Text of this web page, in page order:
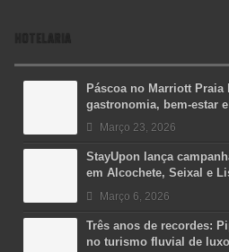
HOTELARIA
Páscoa no Marriott Praia
gastronomia, bem-estar
Março 23, 2026
StayUpon lança
em Alcochete, Seixal e
Março 6, 2026
Três anos de recordes:
no turismo fluvial de luxo